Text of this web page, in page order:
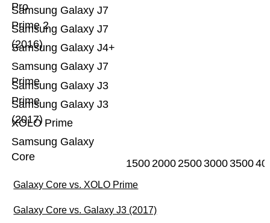
Samsung Galaxy
Core
XOLO Prime
Samsung Galaxy J3
(2017)
Samsung Galaxy J3
Prime
Samsung Galaxy J7
Prime
Samsung Galaxy J4+
Samsung Galaxy J7
(2016)
Samsung Galaxy J7
Prime 2
Pro
15002000250030003500
Galaxy Core vs. XOLO Prime
Galaxy Core vs. Galaxy J3 (2017)